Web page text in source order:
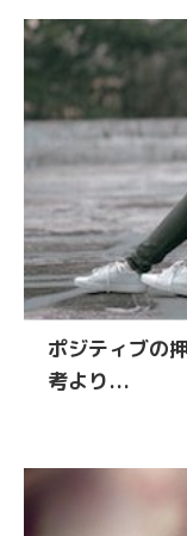
ポジティブの
考より...